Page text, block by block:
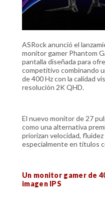
ASRock anunció el
monitor gamer Phantom
pantalla diseñada para
competitivo combinando
de 400 Hz con la calidad
resolución 2K QHD.
El nuevo monitor de 27
como una alternativa
priorizan velocidad,
especialmente en títulos
Un monitor gamer de
imagen IPS